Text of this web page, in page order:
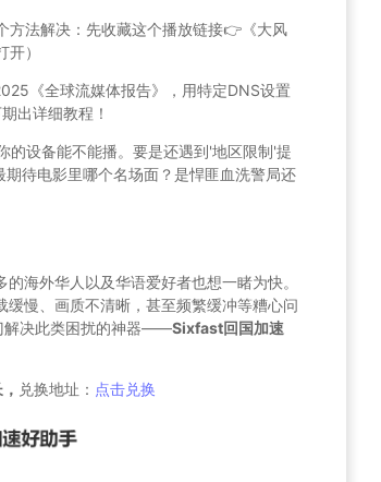
方法解决：先收藏这个播放链接👉 《大风
）
《全球流媒体报告》，用特定DNS设置
出详细教程！
的设备能不能播。要是还遇到'地区限制'提
待电影里哪个名场面？是悍匪血洗警局还
海外华人以及华语爱好者也想一睹为快。
慢、画质不清晰，甚至频繁缓冲等糟心问
解决此类困扰的神器——Sixfast回国加速
兑换地址： 点击兑换